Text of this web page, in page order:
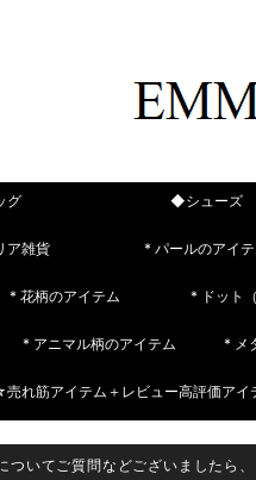
グ ◆シューズ
ア雑貨 * パールのアイ
* 花柄のアイテム * ドット
* アニマル柄のアイテム * メ
れ筋アイテム＋レビュー高評価ア
ついてご質問などございましたら